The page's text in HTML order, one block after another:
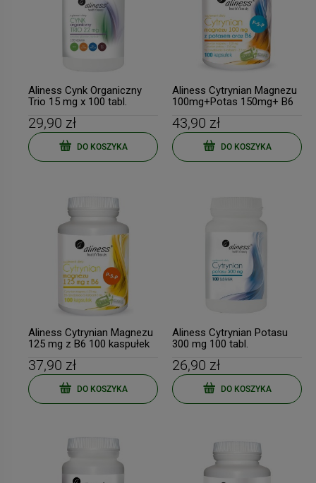
DuoLife Medical Formula
BorelissPro 60 kapsułek
Borelioza
129,77 zł
DO KOSZYKA
Duolife MOJA KREW 750ml
My Blood PROMOCJA
171,39 zł
Cena regularna:197,00 zł
Aliness Cynk Organiczny
Trio 15 mg x 100 tabl.
29,90 zł
DO KOSZYKA
Aliness Cytrynian Magnezu
100mg+Potas 150mg+ B6
43,90 zł
DO KOSZYKA
Aliness Cytrynian Magnezu
125 mg z B6 100 kaspułek
37,90 zł
DO KOSZYKA
Aliness Cytrynian Potasu
300 mg 100 tabl.
26,90 zł
DO KOSZYKA